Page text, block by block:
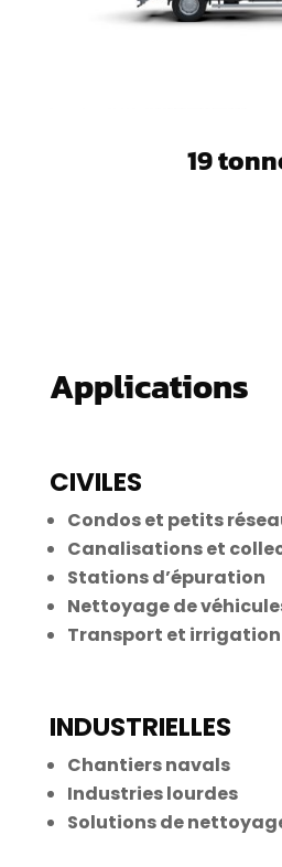
19
Applications
CIVILES
Condos et petits
Canalisations et
Stations d’épuration
Nettoyage de
Transport et irrigation
INDUSTRIELLES
Chantiers navals
Industries lourdes
Solutions de